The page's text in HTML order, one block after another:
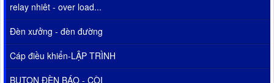
relay nhiêt - over load...
Đèn xưởng - đèn đường
Cáp điều khiển-LẬP TRÌNH
BUTON ĐÈN BÁO - CÒI